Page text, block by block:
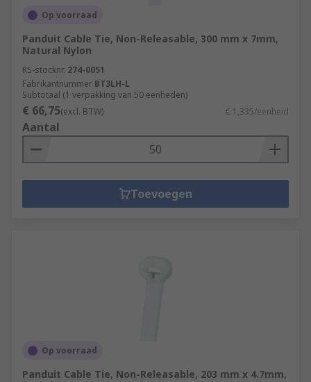
Op voorraad
Panduit Cable Tie, Non-Releasable, 300 mm x 7mm,
Natural Nylon
RS-stocknr. 274-0051
Fabrikantnummer BT3LH-L
Subtotaal (1 verpakking van 50 eenheden)
€ 66,75(excl. BTW) € 1,335/eenheid
Aantal
Toevoegen
Op voorraad
Panduit Cable Tie, Non-Releasable, 203 mm x 4.7mm,